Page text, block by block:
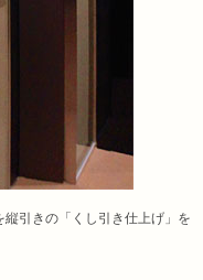
引きの「くし引き仕上げ」を